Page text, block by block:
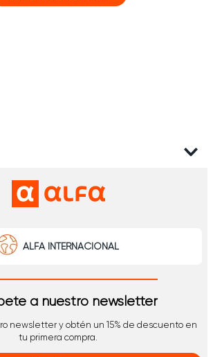
ALFA INTERNACIONAL
a nuestro newsletter
newsletter y obtén un 15% de descuento en
tu primera compra.